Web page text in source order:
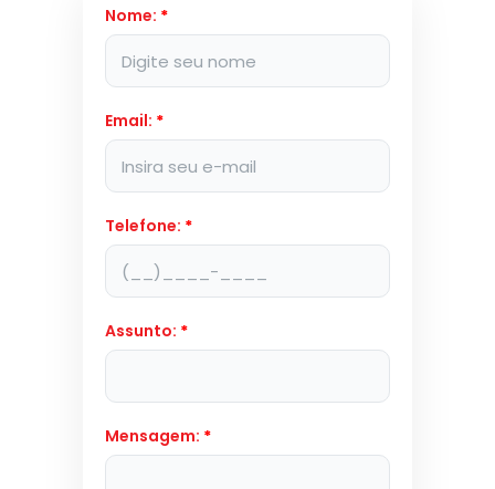
Nome: *
Email: *
Telefone: *
Assunto: *
Mensagem: *